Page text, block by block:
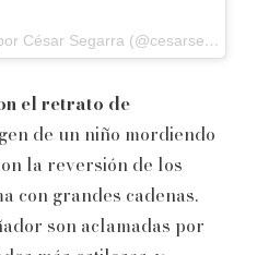
Una publicación compartida por César Segarra (@cesarsegarra_)
el retrato de
de un niño mordiendo
la reversión de los
con grandes cadenas.
son aclamadas por